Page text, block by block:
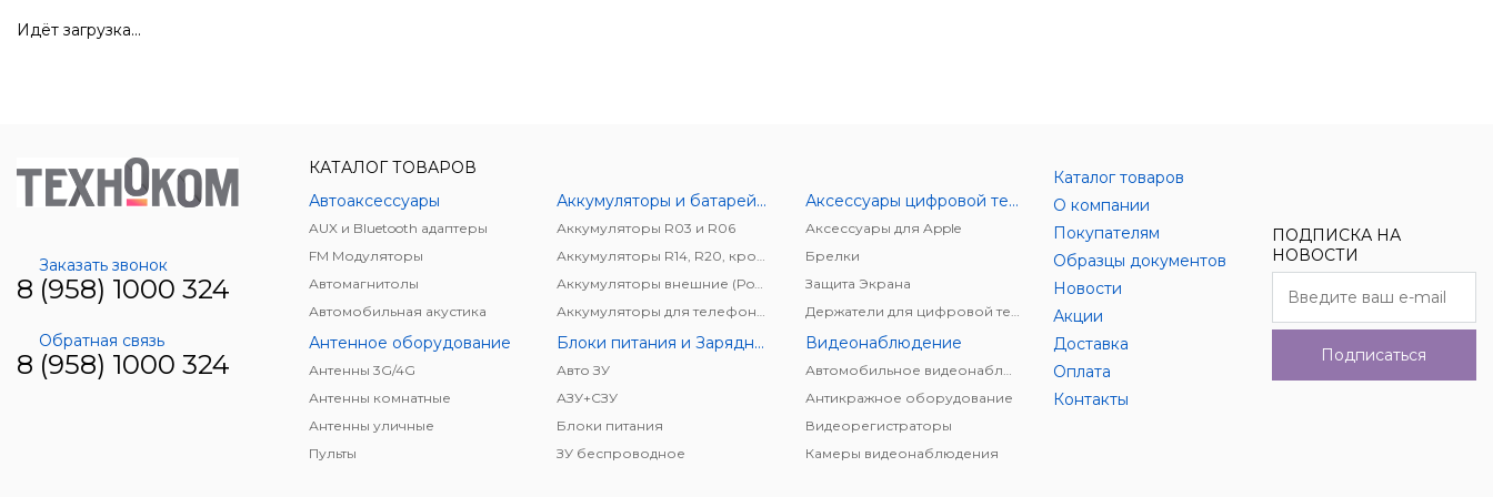
Идёт загрузка...
Заказать звонок
8 (958) 1000 324
Обратная связь
8 (958) 1000 324
КАТАЛОГ ТОВАРОВ
Автоаксессуары
AUX и Bluetooth адаптеры
FM Модуляторы
Автомагнитолы
Автомобильная акустика
Аккумуляторы и батарейки
Аккумуляторы R03 и R06
Аксессуары цифровой техники
Аксессуары для Apple
Брелки
Защита Экрана
Антенное оборудование
Антенны 3G/4G
Антенны комнатные
Антенны уличные
Пульты
Блоки питания и Зарядные устройства
Авто ЗУ
АЗУ+CЗУ
Блоки питания
ЗУ беспроводное
Видеонаблюдение
Антикражное оборудование
Видеорегистраторы
Камеры видеонаблюдения
Каталог товаров
О компании
Покупателям
Образцы документов
Новости
Акции
Доставка
Оплата
Контакты
ПОДПИСКА НА
НОВОСТИ
Подписаться